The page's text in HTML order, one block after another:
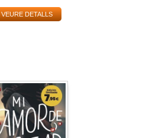
VEURE DETALLS